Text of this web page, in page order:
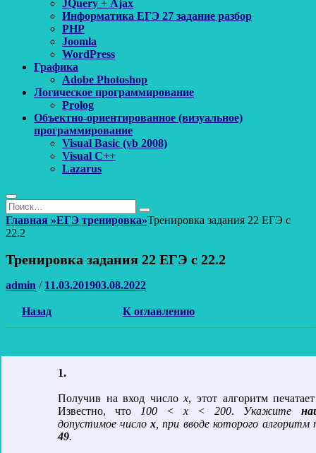
JQuery + Ajax
Информатика ЕГЭ 27 задание разбор
PHP
Joomla
WordPress
Графика
Adobe Photoshop
Логическое программирование
Prolog
Объектно-ориентированное (визуальное)
программирование
Visual Basic (vb 2008)
Visual C++
Lazarus
Поиск
Найти:
Поиск
Главная »ЕГЭ тренировка»Тренировка задания 22 ЕГЭ с
22.2
Тренировка задания 22 ЕГЭ с 22.2
Автор
admin / Опубликовано
11.03.201903.08.2022
Назад К оглавлению
1.
Получив на вход число х, этот алгоритм
Известно, что
100 < х < 200. Укажите
допустимое число х , при вводе которого
49.